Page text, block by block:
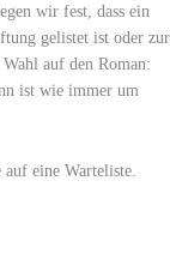
wir fest, dass ein
gelistet ist oder zur
auf den Roman:
ist wie immer um
auf eine Warteliste.